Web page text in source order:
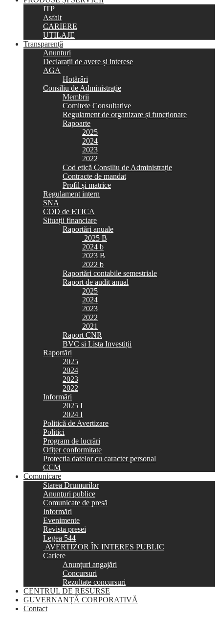
ITP
Asfalt
CARIERE
UTILAJE
Transparență
Anunturi
Declarații de avere și interese
AGA
Hotărâri
Consiliu de Administrație
Membrii
Comitete Consultative
Regulament de organizare și funcționare
Rapoarte
2025
2024
2023
2022
Cod etică Consiliu de Administrație
Contracte de mandat
Profil și matrice
Regulament intern
SNA
COD de ETICA
Situații financiare
Raportări anuale
2025 B
2024 b
2023 B
2022 b
Raportări contabile semestriale
Raport de audit anual
2025
2024
2023
2022
2021
Raport CNR
BVC si Lista Investiții
Raportări
2025
2024
2023
2022
Informări
2025 I
2024 I
Politică de Avertizare
Politici
Program de lucrări
Ofițer conformitate
Protectia datelor cu caracter personal
CCM
Comunicare
Starea Drumurilor
Anunţuri publice
Comunicate de presă
Informări
Evenimente
Revista presei
Legea 544
AVERTIZOR ÎN INTERES PUBLIC
Cariere
Anunţuri angajări
Concursuri
Rezultate concursuri
CENTRUL DE RESURSE
GUVERNANȚĂ CORPORATIVĂ
Contact